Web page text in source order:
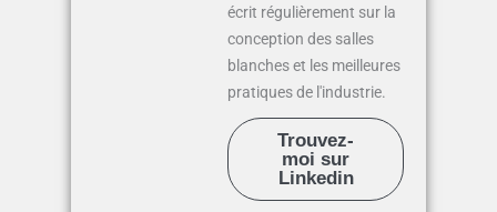
écrit régulièrement sur la
conception des salles
blanches et les meilleures
pratiques de l'industrie.
Trouvez-
moi sur
Linkedin